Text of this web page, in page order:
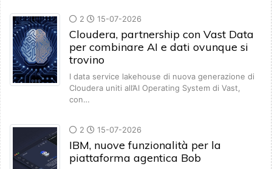
2 15-07-2026
Cloudera, partnership con Vast Data
per combinare AI e dati ovunque si
trovino
I data service lakehouse di nuova generazione di
Cloudera uniti all’AI Operating System di Vast,
con…
2 15-07-2026
IBM, nuove funzionalità per la
piattaforma agentica Bob